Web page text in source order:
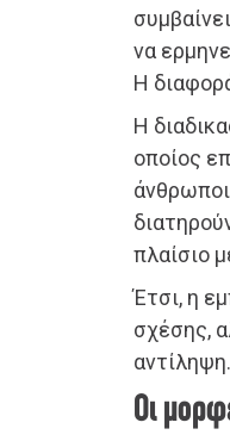
να
Η
Η
οποίος
πλαίσιο
Έτσι, η
σχέσης,
αντίληψη.
Οι